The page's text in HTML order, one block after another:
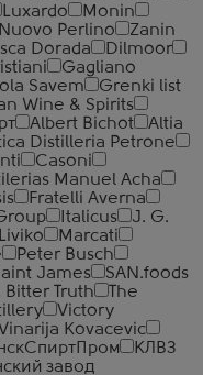
Luxardo
Monin
Perlino
Zanin
Dorada
Dilmoor
Gagliano
Savem
Grenki list
Wine & Spirits
Albert Bichot
Altia
Distilleria Petrone
Casoni
Manuel Acha
Fratelli Averna
Italicus
J. G.
Liviko
Marcati
Peter Busch
James
SAN.foods
Bitter Truth
The
Victory
Vinarija Kovacevic
КЛВЗ
завод